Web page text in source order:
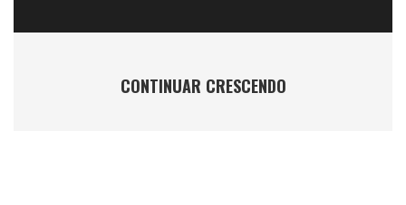
CONTINUAR CRESCENDO